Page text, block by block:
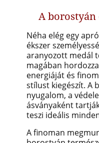
A
Néha elég egy
ékszer
aranyozott medál
magában
energiáját és
stílust kiegészít. A
nyugalom, a
ásványaként
teszi ideális
A finoman